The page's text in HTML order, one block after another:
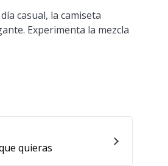
casual, la camiseta
Experimenta la mezcla
quieras